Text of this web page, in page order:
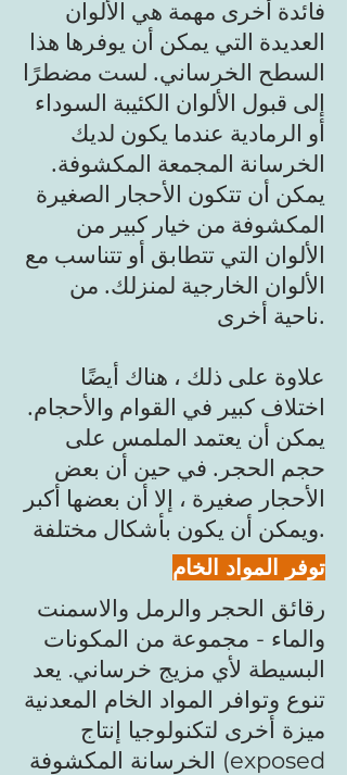
فائدة أخرى مهمة هي الألوان
العديدة التي يمكن أن يوفرها هذا
السطح الخرساني. لست مضطرًا
إلى قبول الألوان الكئيبة السوداء
أو الرمادية عندما يكون لديك
الخرسانة المجمعة المكشوفة.
يمكن أن تتكون الأحجار الصغيرة
المكشوفة من خيار كبير من
الألوان التي تتطابق أو تتناسب مع
الألوان الخارجية لمنزلك. من
ناحية أخرى.
علاوة على ذلك ، هناك أيضًا
اختلاف كبير في القوام والأحجام.
يمكن أن يعتمد الملمس على
حجم الحجر. في حين أن بعض
الأحجار صغيرة ، إلا أن بعضها أكبر
ويمكن أن يكون بأشكال مختلفة.
توفر المواد الخام
رقائق الحجر والرمل والاسمنت
والماء - مجموعة من المكونات
البسيطة لأي مزيج خرساني. يعد
تنوع وتوافر المواد الخام المعدنية
ميزة أخرى لتكنولوجيا إنتاج
الخرسانة المكشوفة (exposed